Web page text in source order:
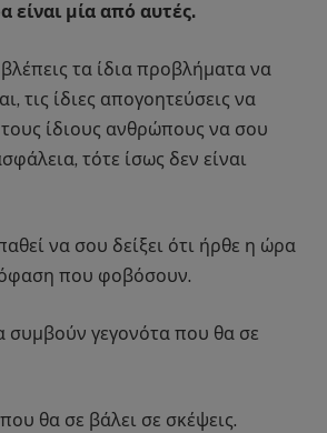
είναι μία από αυτές.
τα ίδια προβλήματα να
τις ίδιες απογοητεύσεις να
ίδιους ανθρώπους να σου
τότε ίσως δεν είναι
να σου δείξει ότι ήρθε η ώρα
που φοβόσουν.
συμβούν γεγονότα που θα σε
θα σε βάλει σε σκέψεις.